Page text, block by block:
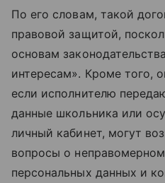
По его словам, такой
правовой защитой,
основам
интересам». Кроме того,
если исполнителю
данные школьника или
личный кабинет, могут
вопросы о
персональных данных и